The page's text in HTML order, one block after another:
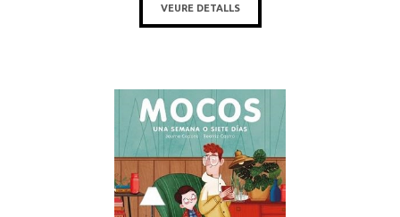
VEURE DETALLS